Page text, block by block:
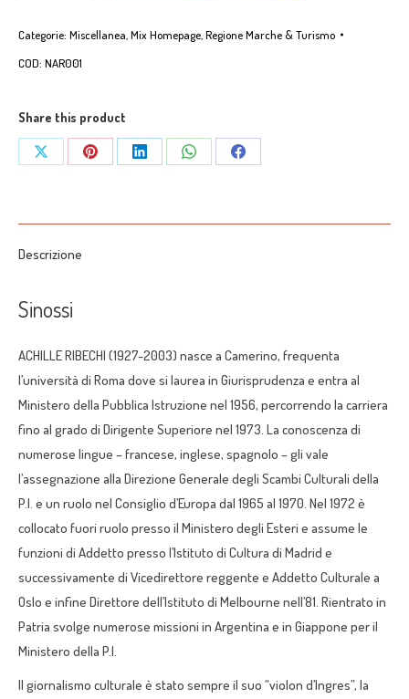
di
Achille
quantità
Categorie: Miscellanea Mix Homepage Regione Marche & Turismo
COD: NAR001
Share this product
Share
Share
Share
Share
Share
Descrizione
Sinossi
ACHILLE RIBECHI (1927-2003) nasce a Camerino, frequenta
l’università di Roma dove si laurea in Giurisprudenza e entra al
Ministero della Pubblica Istruzione nel 1956, percorrendo la carriera
fino al grado di Dirigente Superiore nel 1973. La conoscenza di
numerose lingue – francese, inglese, spagnolo – gli vale
l’assegnazione alla Direzione Generale degli Scambi Culturali della
P.I. e un ruolo nel Consiglio d’Europa dal 1965 al 1970. Nel 1972 è
collocato fuori ruolo presso il Ministero degli Esteri e assume le
funzioni di Addetto presso l’Istituto di Cultura di Madrid e
successivamente di Vicedirettore reggente e Addetto Culturale a
Oslo e infine Direttore dell’Istituto di Melbourne nell’81. Rientrato in
Patria svolge numerose missioni in Argentina e in Giappone per il
Ministero della P.I.
Il giornalismo culturale è stato sempre il suo “violon d’Ingres”, la